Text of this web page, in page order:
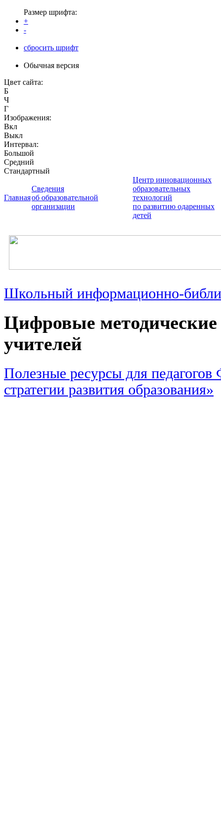
Размер шрифта:
+
-
сбросить шрифт
Обычная версия
Цвет сайта:
Б
Ч
Г
Изображения:
Вкл
Выкл
Интервал:
Большой
Средний
Стандартный
Главная
Сведения
об образовательной
организации
Центр инновационных
образовательных
технологий
по развитию одаренных
детей
Школьный информационно-
Цифровые методические
учителей
Полезные ресурсы для
стратегии развития образования»